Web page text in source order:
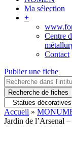
Ma sélection
+
Centre
Contact
Publier une fiche
Recherche de fiches
Accueil »
Jardin de l’Arsenal